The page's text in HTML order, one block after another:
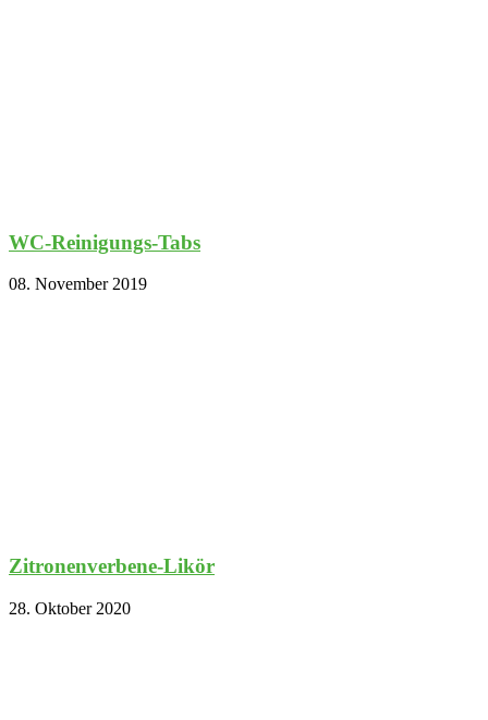
WC-Reinigungs-Tabs
08. November 2019
Zitronenverbene-Likör
28. Oktober 2020